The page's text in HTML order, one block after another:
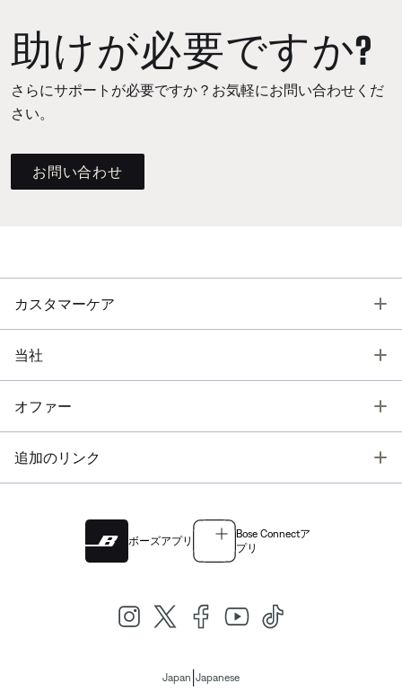
助けが必要ですか?
さらにサポートが必要ですか？お気軽にお問い合わせくだ
さい。
お問い合わせ
カスタマーケア
当社
オファー
追加のリンク
ボーズアプリ
Bose Connectア
プリ
Japan Japanese